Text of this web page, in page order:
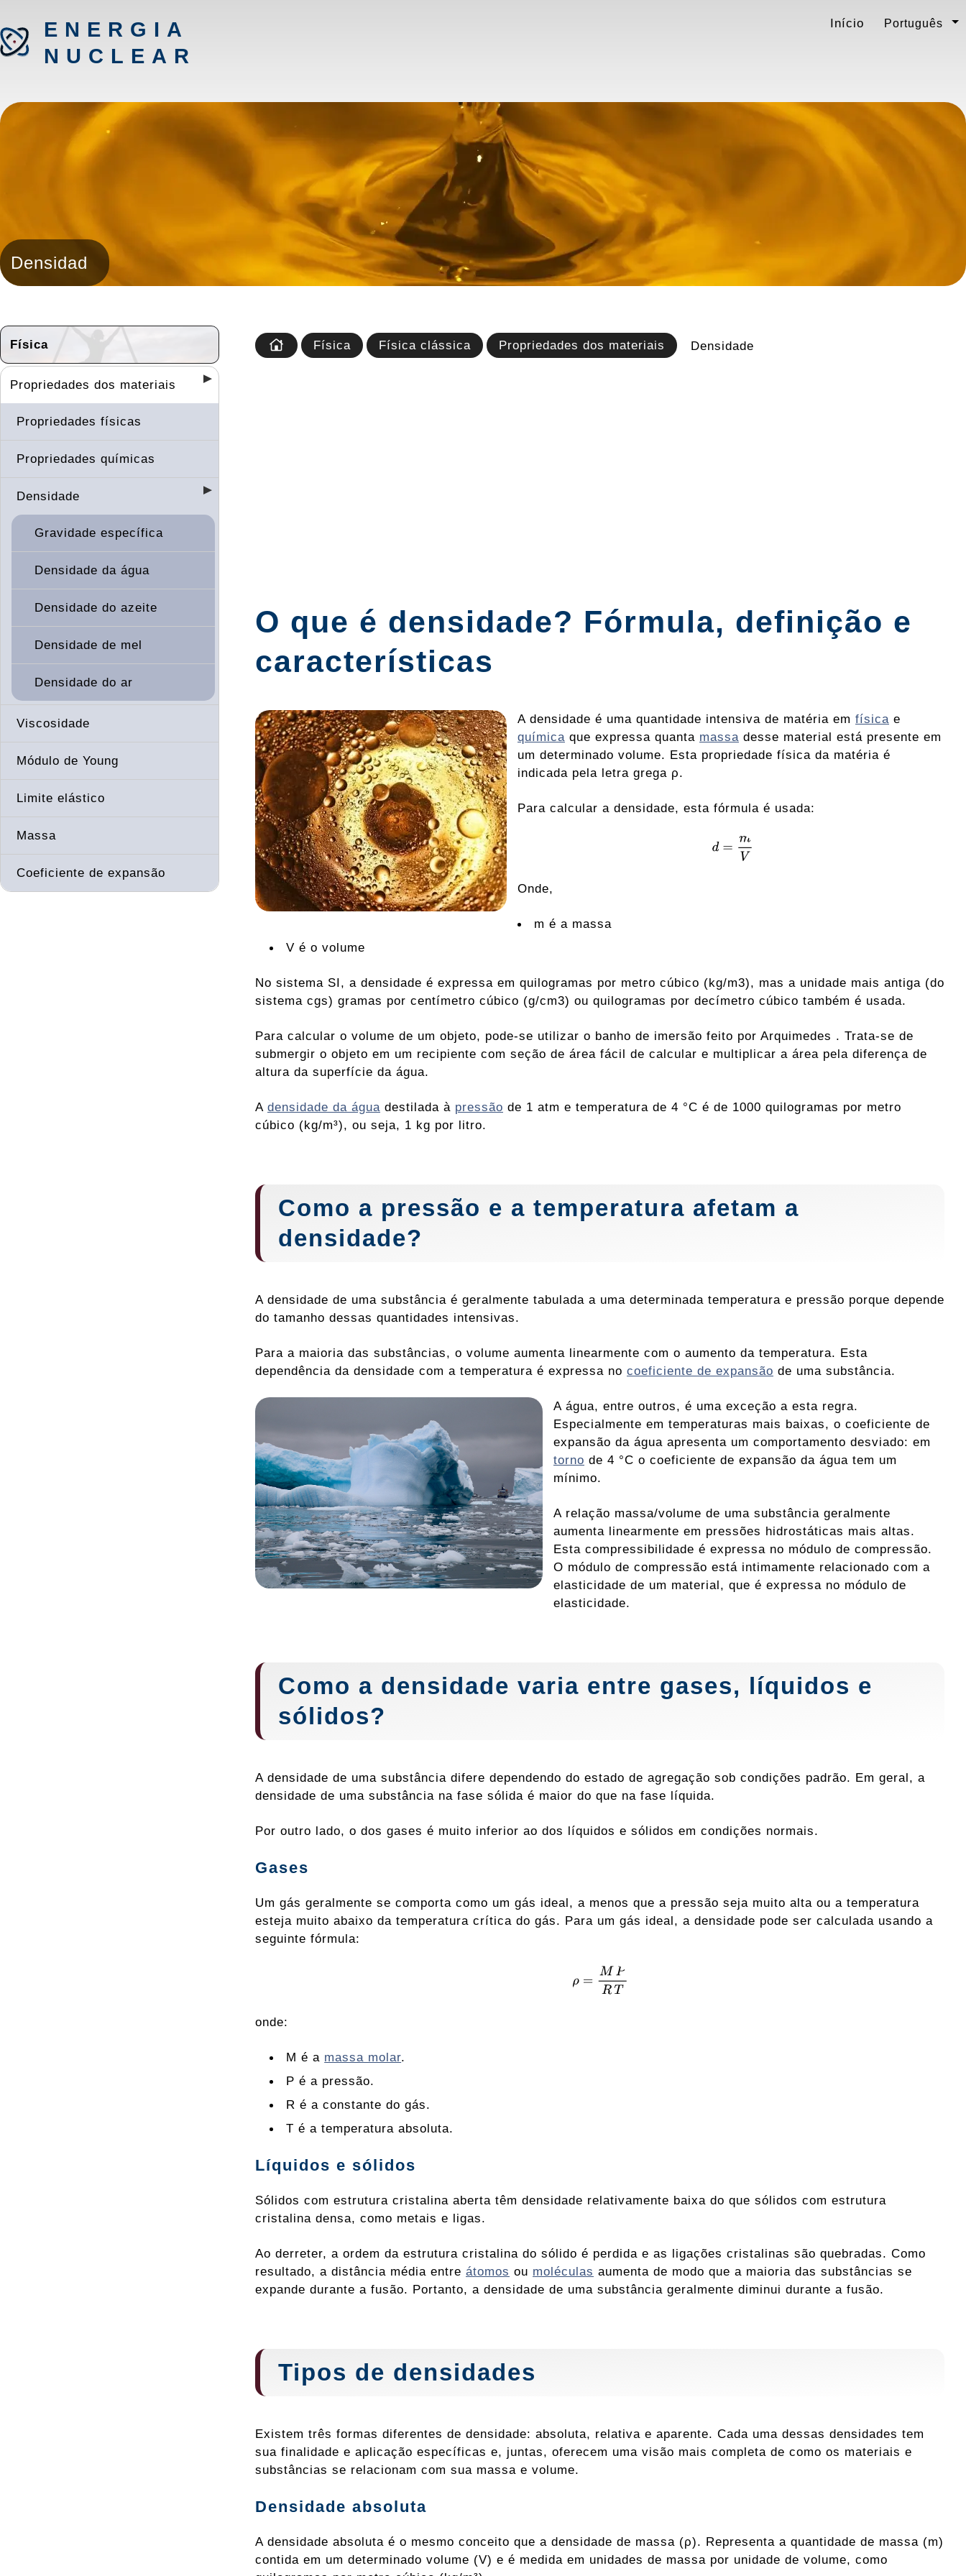
ENERGIA
NUCLEAR
Início Português
Densidad
Física
Propriedades dos materiais
Propriedades físicas
Propriedades químicas
Densidade
Gravidade específica
Densidade da água
Densidade do azeite
Densidade de mel
Densidade do ar
Viscosidade
Módulo de Young
Limite elástico
Massa
Coeficiente de expansão
Física Física clássica Propriedades dos materiais Densidade
O que é densidade? Fórmula, definição e
características
A densidade é uma quantidade intensiva de matéria em física e
química que expressa quanta massa desse material está presente em
um determinado volume. Esta propriedade física da matéria é
indicada pela letra grega ρ.
Para calcular a densidade, esta fórmula é usada:
Onde,
m é a massa
V é o volume
No sistema SI, a densidade é expressa em quilogramas por metro cúbico (kg/m3), mas a unidade mais antiga (do
sistema cgs) gramas por centímetro cúbico (g/cm3) ou quilogramas por decímetro cúbico também é usada.
Para calcular o volume de um objeto, pode-se utilizar o banho de imersão feito por Arquimedes . Trata-se de
submergir o objeto em um recipiente com seção de área fácil de calcular e multiplicar a área pela diferença de
altura da superfície da água.
A densidade da água destilada à pressão de 1 atm e temperatura de 4 °C é de 1000 quilogramas por metro
cúbico (kg/m³), ou seja, 1 kg por litro.
Como a pressão e a temperatura afetam a
densidade?
A densidade de uma substância é geralmente tabulada a uma determinada temperatura e pressão porque depende
do tamanho dessas quantidades intensivas.
Para a maioria das substâncias, o volume aumenta linearmente com o aumento da temperatura. Esta
dependência da densidade com a temperatura é expressa no coeficiente de expansão de uma substância.
A água, entre outros, é uma exceção a esta regra.
Especialmente em temperaturas mais baixas, o coeficiente de
expansão da água apresenta um comportamento desviado: em
torno de 4 °C o coeficiente de expansão da água tem um
mínimo.
A relação massa/volume de uma substância geralmente
aumenta linearmente em pressões hidrostáticas mais altas.
Esta compressibilidade é expressa no módulo de compressão.
O módulo de compressão está intimamente relacionado com a
elasticidade de um material, que é expressa no módulo de
elasticidade.
Como a densidade varia entre gases, líquidos e
sólidos?
A densidade de uma substância difere dependendo do estado de agregação sob condições padrão. Em geral, a
densidade de uma substância na fase sólida é maior do que na fase líquida.
Por outro lado, o dos gases é muito inferior ao dos líquidos e sólidos em condições normais.
Gases
Um gás geralmente se comporta como um gás ideal, a menos que a pressão seja muito alta ou a temperatura
esteja muito abaixo da temperatura crítica do gás. Para um gás ideal, a densidade pode ser calculada usando a
seguinte fórmula:
onde:
M é a massa molar.
P é a pressão.
R é a constante do gás.
T é a temperatura absoluta.
Líquidos e sólidos
Sólidos com estrutura cristalina aberta têm densidade relativamente baixa do que sólidos com estrutura
cristalina densa, como metais e ligas.
Ao derreter, a ordem da estrutura cristalina do sólido é perdida e as ligações cristalinas são quebradas. Como
resultado, a distância média entre átomos ou moléculas aumenta de modo que a maioria das substâncias se
expande durante a fusão. Portanto, a densidade de uma substância geralmente diminui durante a fusão.
Tipos de densidades
Existem três formas diferentes de densidade: absoluta, relativa e aparente. Cada uma dessas densidades tem
sua finalidade e aplicação específicas e, juntas, oferecem uma visão mais completa de como os materiais e
substâncias se relacionam com sua massa e volume.
Densidade absoluta
A densidade absoluta é o mesmo conceito que a densidade de massa (ρ). Representa a quantidade de massa (m)
contida em um determinado volume (V) e é medida em unidades de massa por unidade de volume, como